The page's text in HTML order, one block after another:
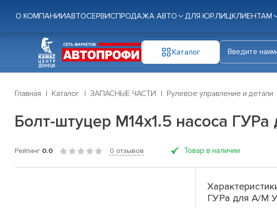
О КОМПАНИИАВТОСЕРВИСПРОДАЖА АВТО ДЛЯ ЮР.ЛИЦКЛИЕНТАМ
Каталог
Главная Каталог ЗАПАСНЫЕ ЧАСТИ Рулевое управление и детали
Болт-штуцер М14х1.5 насоса
Рейтинг 0.0 0 отзывов Товар в наличии
ГУРа для А/М